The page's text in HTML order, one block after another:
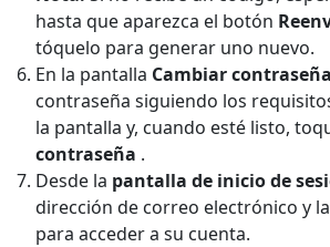
hasta que aparezca el botón
tóquelo para generar uno nuevo.
En la pantalla Cambiar contraseña
contraseña siguiendo los
la pantalla y, cuando esté listo,
contraseña .
Desde la pantalla de inicio de
dirección de correo electrónico y
para acceder a su cuenta.